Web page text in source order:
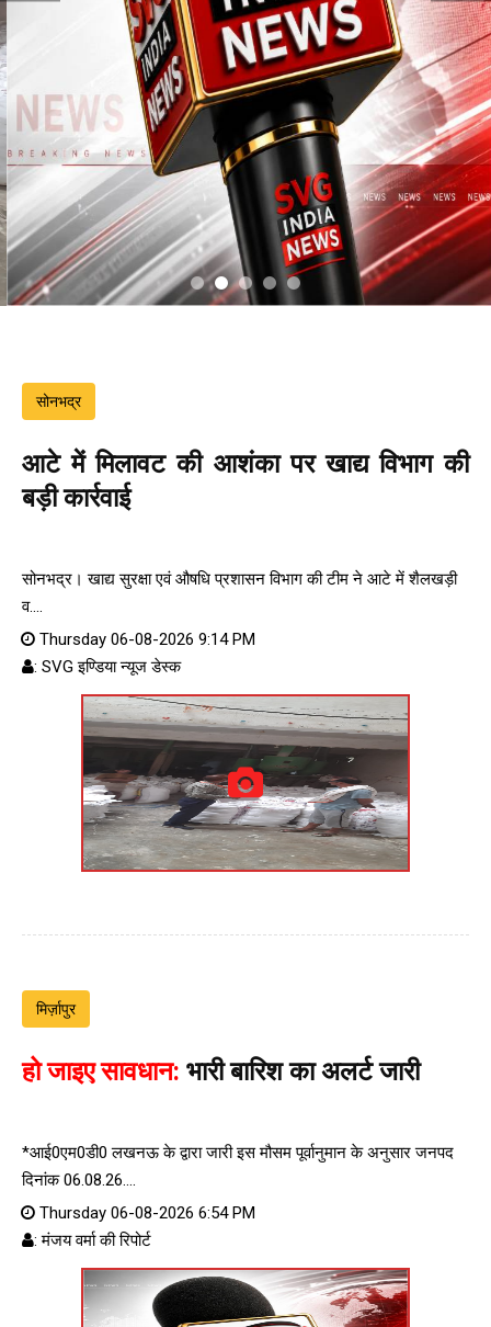
सोनभद्र
आटे में मिलावट की आशंका पर खाद्य विभाग की
बड़ी कार्रवाई
सोनभद्र। खाद्य सुरक्षा एवं औषधि प्रशासन विभाग की टीम ने आटे में शैलखड़ी
व....
Thursday 06-08-2026 9:14 PM
: SVG इण्डिया न्यूज डेस्क
मिर्ज़ापुर
हो जाइए सावधान: भारी बारिश का अलर्ट जारी
*आई0एम0डी0 लखनऊ के द्वारा जारी इस मौसम पूर्वानुमान के अनुसार जनपद
दिनांक 06.08.26....
Thursday 06-08-2026 6:54 PM
: मंजय वर्मा की रिपोर्ट